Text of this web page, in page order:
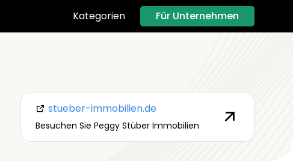
Kategorien Für Unternehmen
stueber-immobilien.de
Besuchen Sie Peggy Stüber Immobilien